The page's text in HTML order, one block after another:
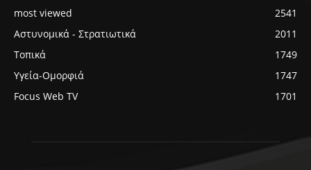
most viewed
2541
Αστυνομικά - Στρατιωτικά
2011
Τοπικά
1749
Υγεία-Ομορφιά
1747
Focus Web TV
1701